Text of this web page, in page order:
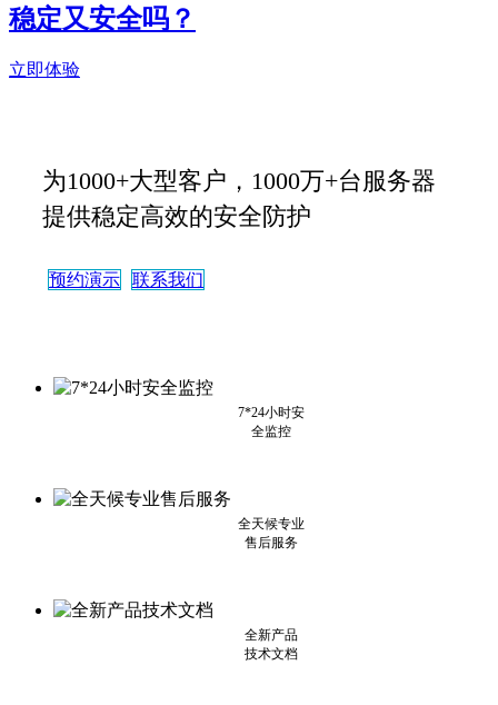
稳定又安全吗？
立即体验
为1000+大型客户，1000万+台服务器
提供稳定高效的安全防护
预约演示 联系我们
7*24小时安
全监控
全天候专业
售后服务
全新产品
技术文档